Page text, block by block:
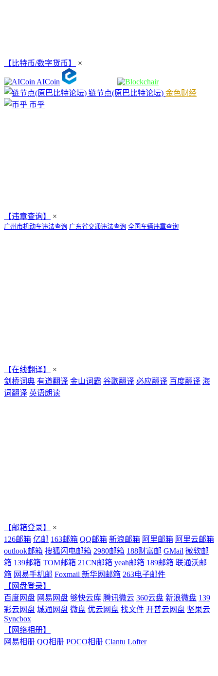
【比特币/数字货币】 ×
AICoin
链节点(原巴比特论坛) 金色财经
币乎
【违章查询】 ×
广州市机动车违法查询 广东省交通违法查询 全国车辆违章查询
【在线翻译】
×
剑桥词典 有道翻译 金山词霸 谷歌翻译 必应翻译 百度翻译 海
词翻译 英语朗读
【邮箱登录】
×
126邮箱 亿邮 163邮箱 QQ邮箱 新浪邮箱 阿里邮箱 阿里云邮箱
outlook邮箱 搜狐闪电邮箱 2980邮箱 188财富邮 GMail 微软邮
箱 139邮箱 TOM邮箱 21CN邮箱 yeah邮箱 189邮箱 联通沃邮
箱 网易手机邮 Foxmail 新华网邮箱 263电子邮件
【网盘登录】
百度网盘 网易网盘 够快云库 腾讯微云 360云盘 新浪微盘 139
彩云网盘 城通网盘 微盘 优云网盘 找文件 开普云网盘 坚果云
Syncbox
【网络相册】
网易相册 QQ相册 POCO相册 Clantu Lofter